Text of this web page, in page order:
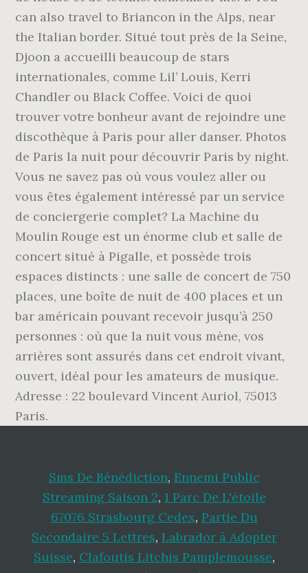
Sms De Bénédiction, Ennemi Public
Streaming Saison 2, 1 Parc De L'étoile
67076 Strasbourg Cedex, Partie Du
Secondaire 5 Lettres, Labrador à Adopter
Suisse, Clafoutis Litchis Pamplemousse,